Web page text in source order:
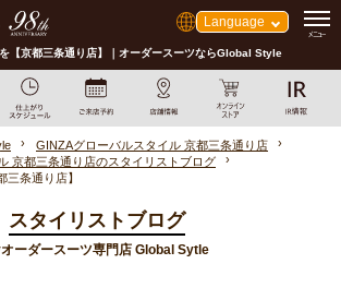
Language
【京都三条通り店】｜オーダースーツならGlobal Style
GINZAグローバルスタイル 京都三条通り店
京都三条通り店のスタイリストブログ
三条通り店】
スタイリストブログ
ーダースーツ専門店 Global Sytle